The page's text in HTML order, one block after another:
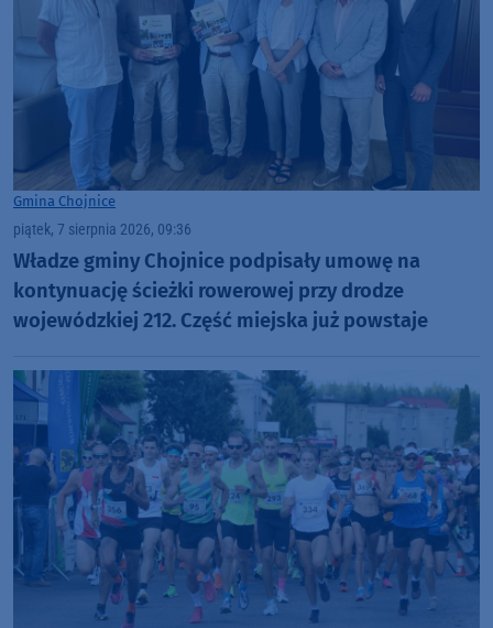
Gmina Chojnice
piątek, 7 sierpnia 2026, 09:36
Władze gminy Chojnice podpisały umowę na
kontynuację ścieżki rowerowej przy drodze
wojewódzkiej 212. Część miejska już powstaje